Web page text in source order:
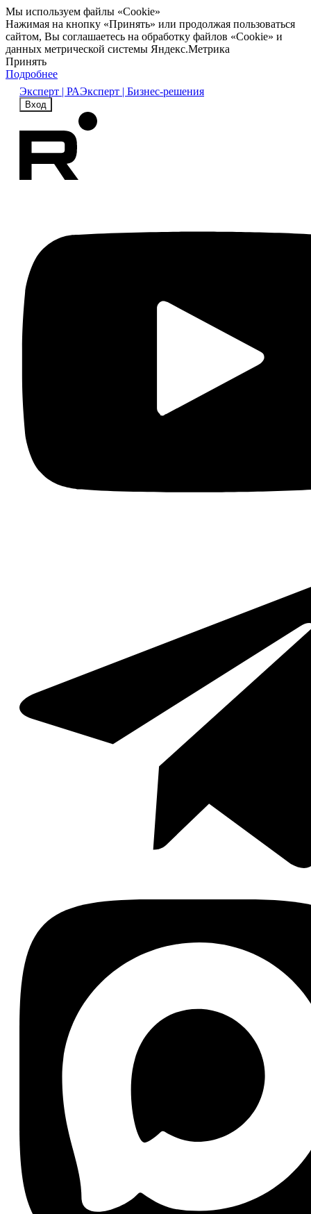
Мы используем файлы «Cookie»
Нажимая на кнопку «Принять» или продолжая пользоваться
сайтом, Вы соглашаетесь на обработку файлов «Cookie» и
данных метрической системы Яндекс.Метрика
Принять
Подробнее
Эксперт | РАЭксперт | Бизнес-решения
Вход